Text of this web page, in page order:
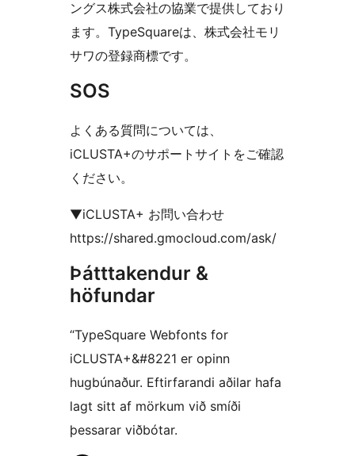
ングス株式会社の協業で提供しており
ます。TypeSquareは、株式会社モリ
サワの登録商標です。
SOS
よくある質問については、
iCLUSTA+のサポートサイトをご確認
ください。
▼iCLUSTA+ お問い合わせ
https://shared.gmocloud.com/ask/
Þátttakendur &
höfundar
“TypeSquare Webfonts for
iCLUSTA+&#8221 er opinn
hugbúnaður. Eftirfarandi aðilar hafa
lagt sitt af mörkum við smíði
þessarar viðbótar.